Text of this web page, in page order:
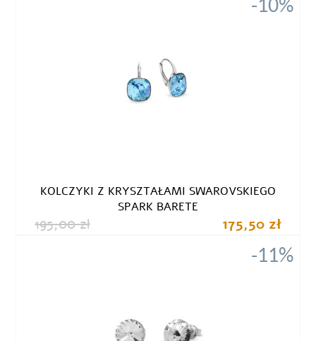
KOLCZYKI Z KRYSZTAŁAMI SWAROVSKIEGO
SPARK BARETE
195,00 zł 175,50 zł
-11%